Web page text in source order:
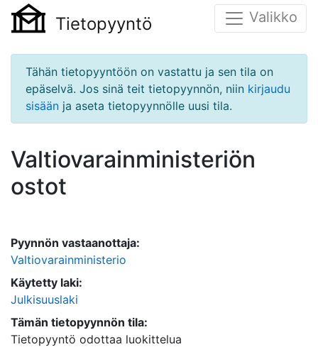
Tietopyyntö Valikko
Tähän tietopyyntöön on vastattu ja sen tila on
epäselvä. Jos sinä teit tietopyynnön, niin kirjaudu
sisään ja aseta tietopyynnölle uusi tila.
Valtiovarainministeriön
ostot
Pyynnön vastaanottaja:
Valtiovarainministerio
Käytetty laki:
Julkisuuslaki
Tämän tietopyynnön tila:
Tietopyyntö odottaa luokittelua